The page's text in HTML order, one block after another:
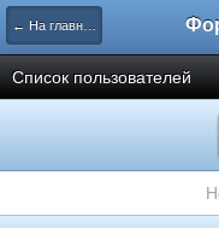
← На главную
Список пользователей